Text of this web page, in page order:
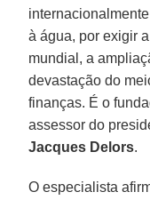
à água, por exigir
mundial, a
devastação do
finanças. É o
assessor do
Jacques Delors.
O especialista